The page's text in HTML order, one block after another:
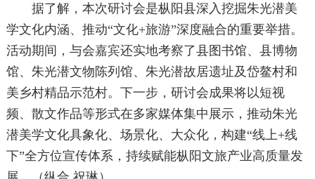
据了解，本次研讨会是枞阳县深入挖掘朱光潜美
学文化内涵、推动“文化+旅游”深度融合的重要举措。
活动期间，与会嘉宾还实地考察了县图书馆、县博物
馆、朱光潜文物陈列馆、朱光潜故居遗址及岱鳌村和
美乡村精品示范村。下一步，研讨会成果将以短视
频、散文作品等形式在多家媒体集中展示，推动朱光
潜美学文化具象化、场景化、大众化，构建“线上+线
下”全方位宣传体系，持续赋能枞阳文旅产业高质量发